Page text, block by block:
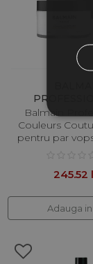
Balmain
Couleurs
pentru par
245.52
Adauga